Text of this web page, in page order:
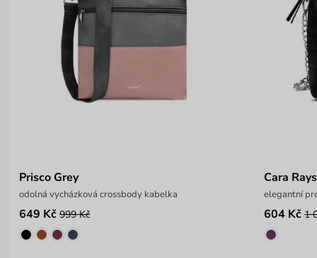
Prisco Grey
odolná vycházková crossbody kabelka
649 Kč 999 Kč
Cara
elegantní
604 Kč 1